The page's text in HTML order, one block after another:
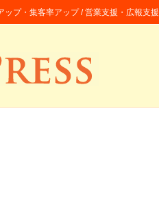
プ・集客率アップ / 営業支援・広報支援